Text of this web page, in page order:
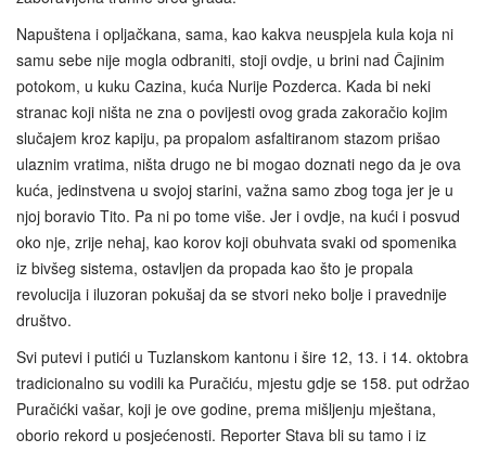
Napuštena i opljačkana, sama, kao kakva neuspjela kula koja ni
samu sebe nije mogla odbraniti, stoji ovdje, u brini nad Čajinim
potokom, u kuku Cazina, kuća Nurije Pozderca. Kada bi neki
stranac koji ništa ne zna o povijesti ovog grada zakoračio kojim
slučajem kroz kapiju, pa propalom asfaltiranom stazom prišao
ulaznim vratima, ništa drugo ne bi mogao doznati nego da je ova
kuća, jedinstvena u svojoj starini, važna samo zbog toga jer je u
njoj boravio Tito. Pa ni po tome više. Jer i ovdje, na kući i posvud
oko nje, zrije nehaj, kao korov koji obuhvata svaki od spomenika
iz bivšeg sistema, ostavljen da propada kao što je propala
revolucija i iluzoran pokušaj da se stvori neko bolje i pravednije
društvo.
Svi putevi i putići u Tuzlanskom kantonu i šire 12, 13. i 14. oktobra
tradicionalno su vodili ka Puračiću, mjestu gdje se 158. put održao
Puračićki vašar, koji je ove godine, prema mišljenju mještana,
oborio rekord u posjećenosti. Reporter Stava bli su tamo i iz